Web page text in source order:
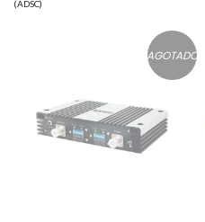
Movistar a la vez MOD: 472-
(ADSC)
AGOTADO